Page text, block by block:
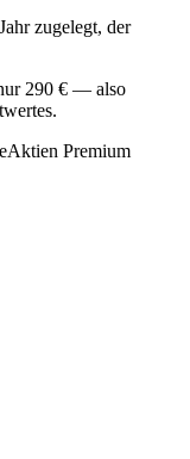
zugelegt, der
290 € — also
Premium